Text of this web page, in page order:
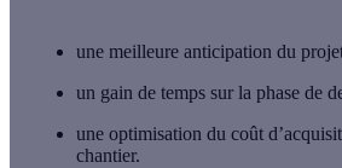
une meilleure anticipation du
un gain de temps sur la phase de
une optimisation du coût
chantier.